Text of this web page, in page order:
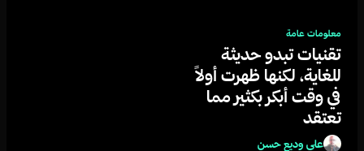
معلومات عامة
تقنيات تبدو حديثة
للغاية، لكنها ظهرت أولاً
في وقت أبكر بكثير مما
تعتقد
علي وديع حسن